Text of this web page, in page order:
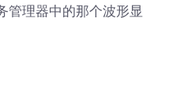
管理器中的那个波形显